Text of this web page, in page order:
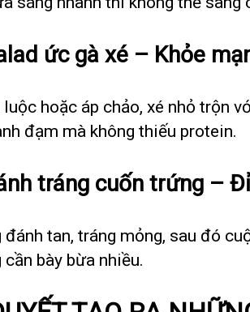
ức gà xé – Khỏe
luộc hoặc áp chảo, xé nhỏ trộn
đạm mà không thiếu protein.
tráng cuốn trứng –
đánh tan, tráng mỏng, sau đó
cần bày bừa nhiều.